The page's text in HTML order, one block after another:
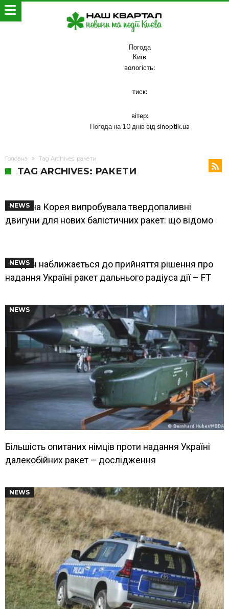
Погода
Київ
вологість:
тиск:
вітер:
Погода на 10 днів від sinoptik.ua
Головна Tag Archives: ракети
TAG ARCHIVES: РАКЕТИ
NEWS
Північна Корея випробувала твердопаливні
двигуни для нових балістичних ракет: що відомо
NEWS
Байден наближається до прийняття рішення про
надання Україні ракет дальнього радіуса дії – FT
NEWS
Більшість опитаних німців проти надання Україні
далекобійних ракет – дослідження
NEWS